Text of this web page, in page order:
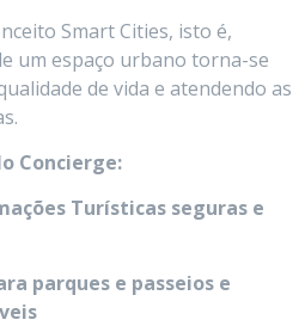
Smart Cities, isto é,
um espaço urbano torna-se
de vida e atendendo as
Concierge:
Turísticas seguras e
parques e passeios e